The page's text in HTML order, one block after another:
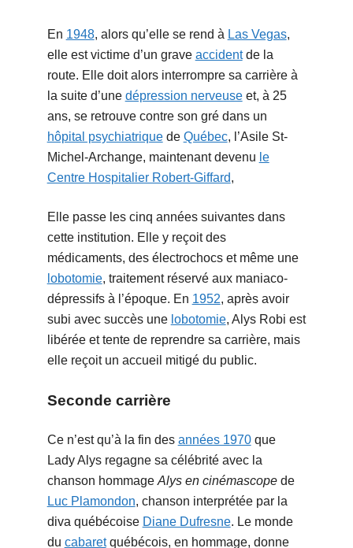
En 1948, alors qu’elle se rend à Las Vegas,
elle est victime d’un grave accidentde la
route. Elle doit alors interrompre sa carrière à
la suite d’une dépression nerveuseet, à 25
ans, se retrouve contre son gré dans un
hôpital psychiatriquede Québec, l’Asile St-
Michel-Archange, maintenant devenu le
Centre Hospitalier Robert-Giffard,
Elle passe les cinq années suivantes dans
cette institution. Elle y reçoit des
médicaments, des électrochocs et même une
lobotomie, traitement réservé aux maniaco-
dépressifs à l’époque. En 1952, après avoir
subi avec succès une lobotomie, Alys Robi est
libérée et tente de reprendre sa carrière, mais
elle reçoit un accueil mitigé du public.
Seconde carrière
Ce n’est qu’à la fin des années 1970que
Lady Alys regagne sa célébrité avec la
chanson hommage Alys en cinémascopede
Luc Plamondon, chanson interprétée par la
diva québécoise Diane Dufresne. Le monde
du cabaretquébécois, en hommage, donne